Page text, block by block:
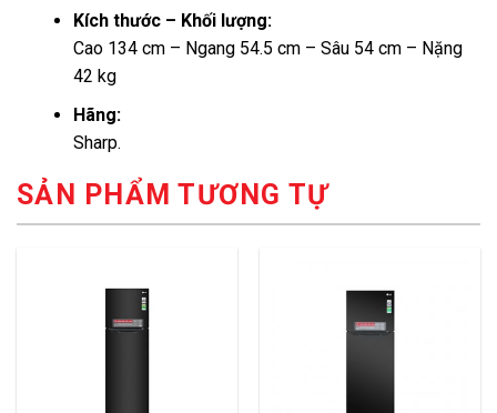
Kích thước – Khối lượng:
Cao 134 cm – Ngang 54.5 cm – Sâu 54 cm – Nặng
42 kg
Hãng:
Sharp.
SẢN PHẨM TƯƠNG TỰ